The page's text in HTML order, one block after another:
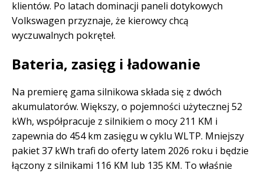
klientów. Po latach dominacji paneli dotykowych
Volkswagen przyznaje, że kierowcy chcą
wyczuwalnych pokręteł.
Bateria, zasięg i ładowanie
Na premierę gama silnikowa składa się z dwóch
akumulatorów. Większy, o pojemności użytecznej 52
kWh, współpracuje z silnikiem o mocy 211 KM i
zapewnia do 454 km zasięgu w cyklu WLTP. Mniejszy
pakiet 37 kWh trafi do oferty latem 2026 roku i będzie
łączony z silnikami 116 KM lub 135 KM. To właśnie